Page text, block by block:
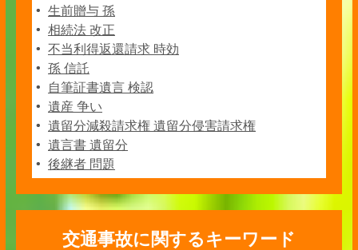
生前贈与 孫
相続法 改正
不当利得返還請求 時効
孫 信託
自筆証書遺言 検認
遺産 争い
遺留分減殺請求権 遺留分侵害請求権
遺言書 遺留分
後継者 問題
交通事故に関するキーワード